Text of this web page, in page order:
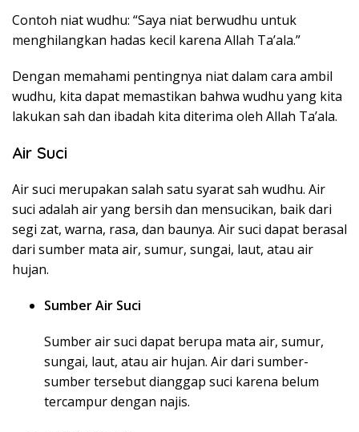
Contoh niat wudhu: “Saya niat berwudhu untuk
menghilangkan hadas kecil karena Allah Ta’ala.”
Dengan memahami pentingnya niat dalam cara ambil
wudhu, kita dapat memastikan bahwa wudhu yang kita
lakukan sah dan ibadah kita diterima oleh Allah Ta’ala.
Air Suci
Air suci merupakan salah satu syarat sah wudhu. Air
suci adalah air yang bersih dan mensucikan, baik dari
segi zat, warna, rasa, dan baunya. Air suci dapat berasal
dari sumber mata air, sumur, sungai, laut, atau air
hujan.
Sumber Air Suci
Sumber air suci dapat berupa mata air, sumur,
sungai, laut, atau air hujan. Air dari sumber-
sumber tersebut dianggap suci karena belum
tercampur dengan najis.